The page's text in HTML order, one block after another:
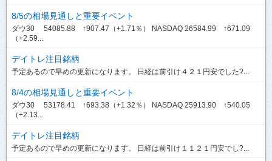
8/5の相場見通しと重要イベント
ダウ30 54085.88 ↑907.47（+1.71％） NASDAQ 26584.99 ↑671.09
（+2.59...
デイトレ注目銘柄
予定あるので早めの更新になります。 日経は前引け４２１円安でした?...
8/4の相場見通しと重要イベント
ダウ30 53178.41 ↑693.38（+1.32％） NASDAQ 25913.90 ↑540.05
（+2.13...
デイトレ注目銘柄
予定あるので早めの更新になります。 日経は前引け１１２１円安でし?...